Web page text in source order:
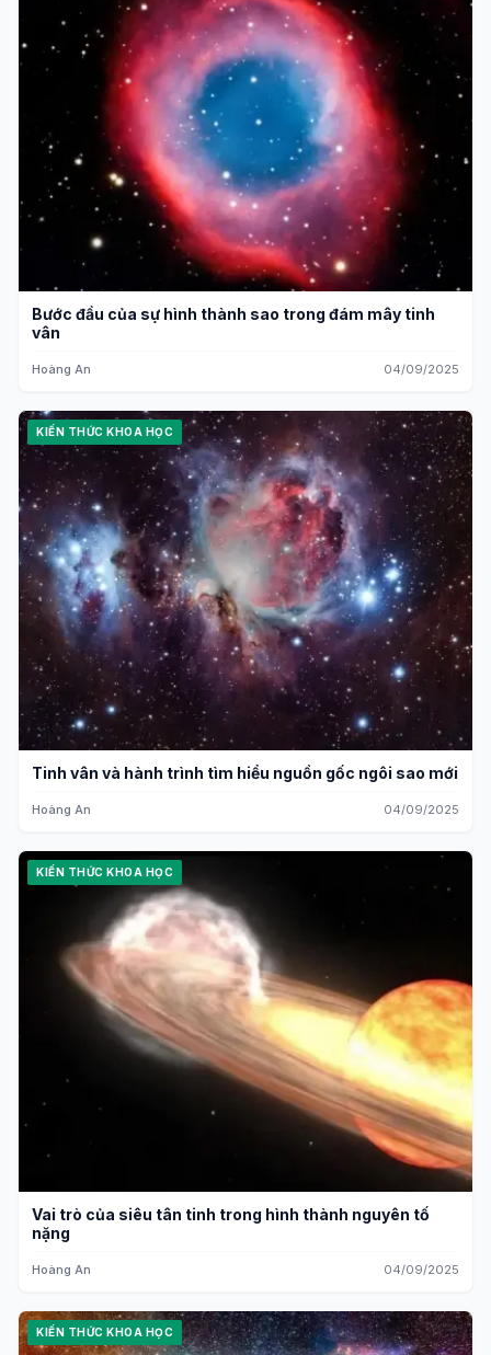
Bước đầu của sự hình thành sao trong đám mây tinh
vân
Hoàng An 04/09/2025
KIẾN THỨC KHOA HỌC
Tinh vân và hành trình tìm hiểu nguồn gốc ngôi sao mới
Hoàng An 04/09/2025
KIẾN THỨC KHOA HỌC
Vai trò của siêu tân tinh trong hình thành nguyên tố
nặng
Hoàng An 04/09/2025
KIẾN THỨC KHOA HỌC